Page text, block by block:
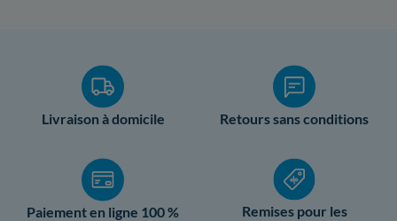
Livraison à domicile Retours sans conditions
Paiement en ligne 100 %
Remises pour les